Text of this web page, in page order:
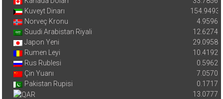
Kuveyt Dinarı
154.9493
Norveç Kronu
4.9596
Suudi Arabistan Riyali
12.6274
Japon Yeni
29.0958
Rumen Leyi
10.4192
Rus Rublesi
0.5962
Çin Yuanı
7.0570
Pakistan Rupisi
0.1717
13.0777